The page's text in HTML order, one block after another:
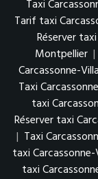
Taxi
Tarif taxi
Réserver
Montpellier |
Carcassonne-
Taxi
taxi
Réserver taxi
| Taxi
taxi
taxi